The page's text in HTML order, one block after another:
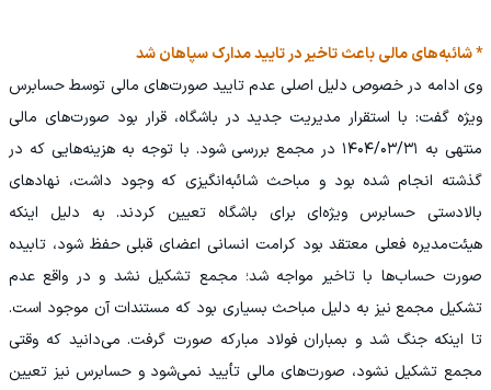
* شائبه‌های مالی باعث تاخیر در تایید مدارک سپاهان شد
وی ادامه در خصوص دلیل اصلی عدم تایید صورت‌های مالی توسط حسابرس
ویژه گفت: با استقرار مدیریت جدید در باشگاه، قرار بود صورت‌های مالی
منتهی به ۱۴۰۴/۰۳/۳۱ در مجمع بررسی شود. با توجه به هزینه‌هایی که در
گذشته انجام شده بود و مباحث شائبه‌انگیزی که وجود داشت، نهادهای
بالادستی حسابرس ویژه‌ای برای باشگاه تعیین کردند. به دلیل اینکه
هیئت‌مدیره فعلی معتقد بود کرامت انسانی اعضای قبلی حفظ شود، تابیده
صورت حساب‌ها با تاخیر مواجه شد؛ مجمع تشکیل نشد و در واقع عدم
تشکیل مجمع نیز به دلیل مباحث بسیاری بود که مستندات آن موجود است.
تا اینکه جنگ شد و بمباران فولاد مبارکه صورت گرفت. می‌دانید که وقتی
مجمع تشکیل نشود، صورت‌های مالی تأیید نمی‌شود و حسابرس نیز تعیین